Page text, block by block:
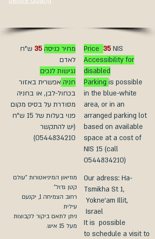
מחיר כניסה 35 ש"ח
לאדם
נגישות לנכים
חניה אפשרית באזור
בכחול-לבן, או בחניה
מסודרת על בסיס מקום
פנוי בעלות של 15 ש"ח
(יש להתקשר
0544834210)
Price 35 NIS
Accessibility for
disabled
Parking is possible
in the blue-white
area, or in an
arranged parking lot
based on available
space at a cost of
NIS 15 (call
0544834210)
מוזיאון המיניאטורות "עולם
קטן גדול"
רחוב הצמיחה 1, יקנעם
עילית
ניתן לתאם ביקור לקבוצות
מעל 15 איש.
Our adress: Ha-
Tsmikha St 1,
Yokne'am Illit,
Israel
It is possible
to schedule a visit to